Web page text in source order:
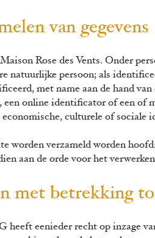
van gegevens
Rose des Vents. Onder
natuurlijke persoon; als
met name aan de hand
online identificator of een of
culturele of sociale
worden verzameld worden
aan de orde voor het
met betrekking
heeft eenieder recht op inzage